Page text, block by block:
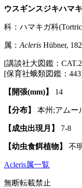
ウスギンスジキハマキ
科：ハマキガ科
属： Acleris Hübner,
[講談社大図鑑：
[保育社蛾類図鑑：
【開張(mm)】 14
【分布】 本州;アムー
【成虫出現月】 7-8
【幼虫食餌植物】 不
Acleris属一覧
無断転載禁止